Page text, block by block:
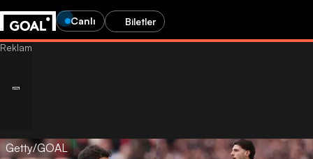
Canlı Biletler
Getty/GOAL